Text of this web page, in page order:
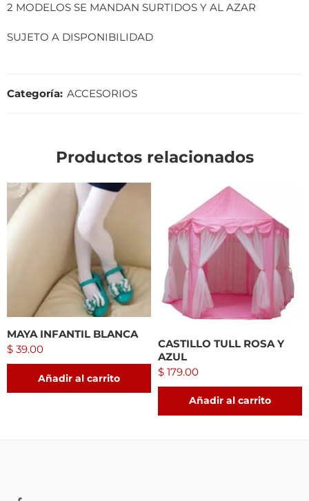
2 MODELOS SE MANDAN SURTIDOS Y AL AZAR
SUJETO A DISPONIBILIDAD
Categoría: ACCESORIOS
Productos relacionados
MAYA INFANTIL BLANCA
$ 39.00
Añadir al carrito
CASTILLO TULL ROSA Y
AZUL
$ 179.00
Añadir al carrito